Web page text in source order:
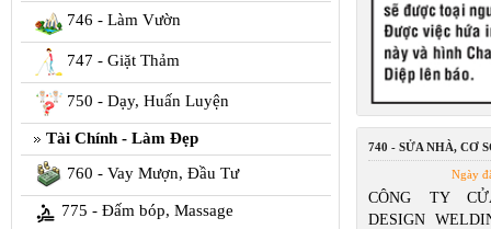
746 - Làm Vườn
747 - Giặt Thảm
750 - Dạy, Huấn Luyện
Tài Chính - Làm Đẹp
760 - Vay Mượn, Đầu Tư
775 - Đấm bóp, Massage
740 - SỬA NHÀ, CƠ
Ngày
CÔNG TY
DESIGN